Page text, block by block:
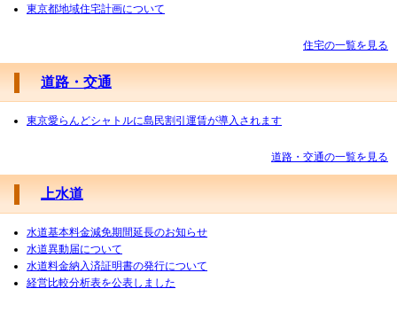
東京都地域住宅計画について
住宅の一覧を見る
道路・交通
東京愛らんどシャトルに島民割引運賃が導入されます
道路・交通の一覧を見る
上水道
水道基本料金減免期間延長のお知らせ
水道異動届について
水道料金納入済証明書の発行について
経営比較分析表を公表しました